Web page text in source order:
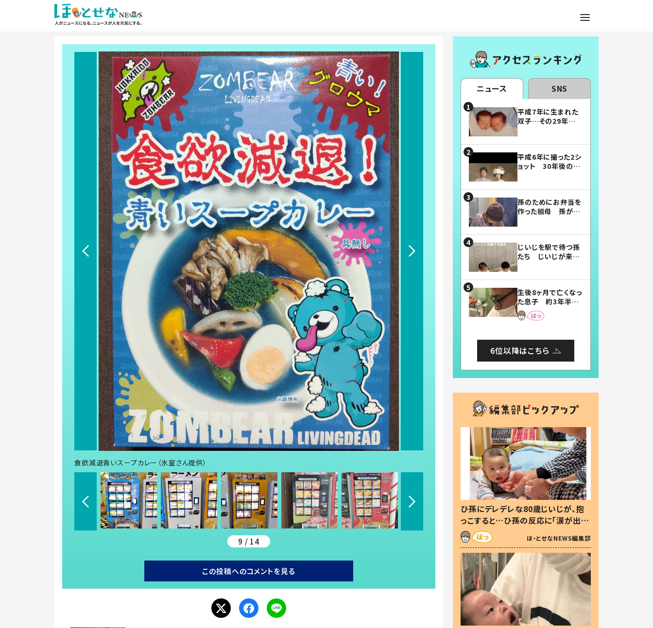
食欲減退青いスープカレー（氷室さん提供）
9 / 14
この投稿へのコメントを見る
ニュース SNS
平成7年に生まれた
双子…その29年後
平成6年に撮った2シ
ョット 30年後の姿
孫のためにお弁当を
作った祖母 孫が絶
じいじを駅で待つ孫
たち じいじが来た
まらない」「幸せにな
れる」
生後8ヶ月で亡くなっ
た息子 約3年半
後、当時の妻の日記
に書いてあった本音
6位以降はこちら
ひ孫にデレデレな80歳じいじが、抱
っこすると…ひ孫の反応に「涙が出ま
した」「可愛くて仕方ない」
ほ・とせなNEWS編集部